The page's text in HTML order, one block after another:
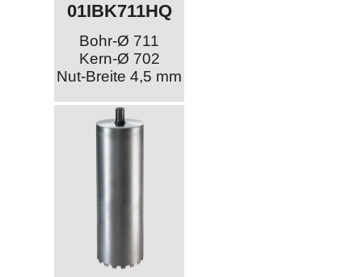
01IBK711HQ
Bohr-Ø 711
Kern-Ø 702
Nut-Breite 4,5 mm